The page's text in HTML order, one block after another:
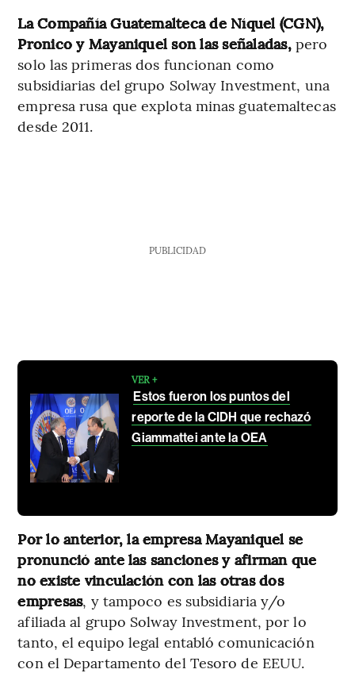
La Compañía Guatemalteca de Níquel (CGN),
Pronico y Mayaniquel son las señaladas,pero
solo las primeras dos funcionan como
subsidiarias del grupo Solway Investment, una
empresa rusa que explota minas guatemaltecas
desde 2011.
PUBLICIDAD
VER +
Estos fueron los puntos del
reporte de la CIDH que rechazó
Giammattei ante la OEA
Por lo anterior, la empresa Mayaniquel se
pronunció ante las sanciones y afirman que
no existe vinculación con las otras dos
empresas, y tampoco es subsidiaria y/o
afiliada al grupo Solway Investment, por lo
tanto, el equipo legal entabló comunicación
con el Departamento del Tesoro de EEUU.